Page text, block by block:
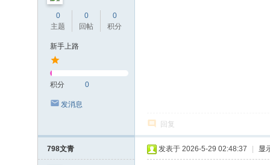
0
主题
0
回帖
0
积分
新手上路
积分 0
发消息
回复
798文青 发表于 2026-5-29 02:48:37 显